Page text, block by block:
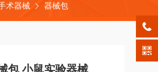
术器械 器械包
包 小鼠实验器械